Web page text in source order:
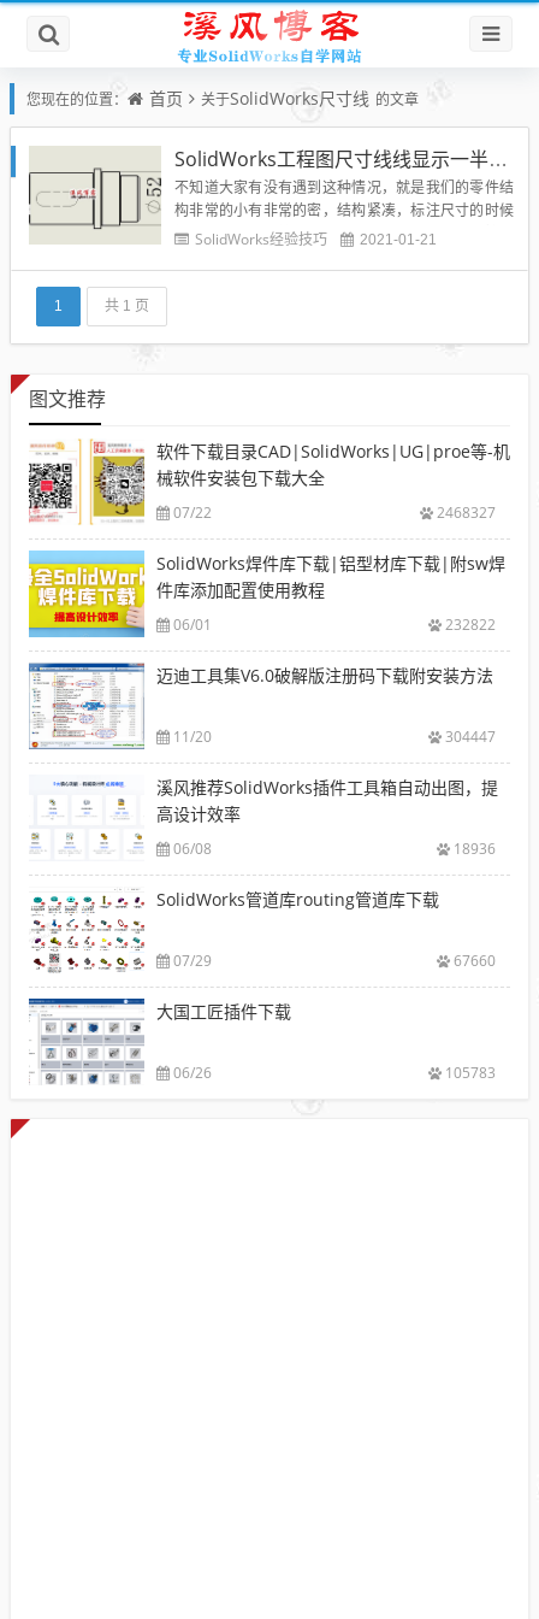
您现在的位置： 首页 关于SolidWorks尺寸线 的文章
SolidWorks工程图尺寸线线显示一半隐藏一半的技巧-亲测可用
不知道大家有没有遇到这种情况，就是我们的零件结
构非常的小有非常的密，结构紧凑，标注尺寸的时候
如果尺寸两端的箭头都显示，显得图纸非常的拥挤，
SolidWorks经验技巧 2021-01-21
1 共 1 页
图文推荐
软件下载目录CAD|SolidWorks|UG|proe等-机
械软件安装包下载大全
07/22 2468327
SolidWorks焊件库下载|铝型材库下载|附sw焊
件库添加配置使用教程
06/01 232822
迈迪工具集V6.0破解版注册码下载附安装方法
11/20 304447
溪风推荐SolidWorks插件工具箱自动出图，提
高设计效率
06/08 18936
SolidWorks管道库routing管道库下载
07/29 67660
大国工匠插件下载
06/26 105783